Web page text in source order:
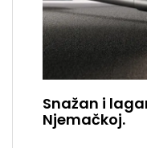
Snažan i
Njemačkoj.